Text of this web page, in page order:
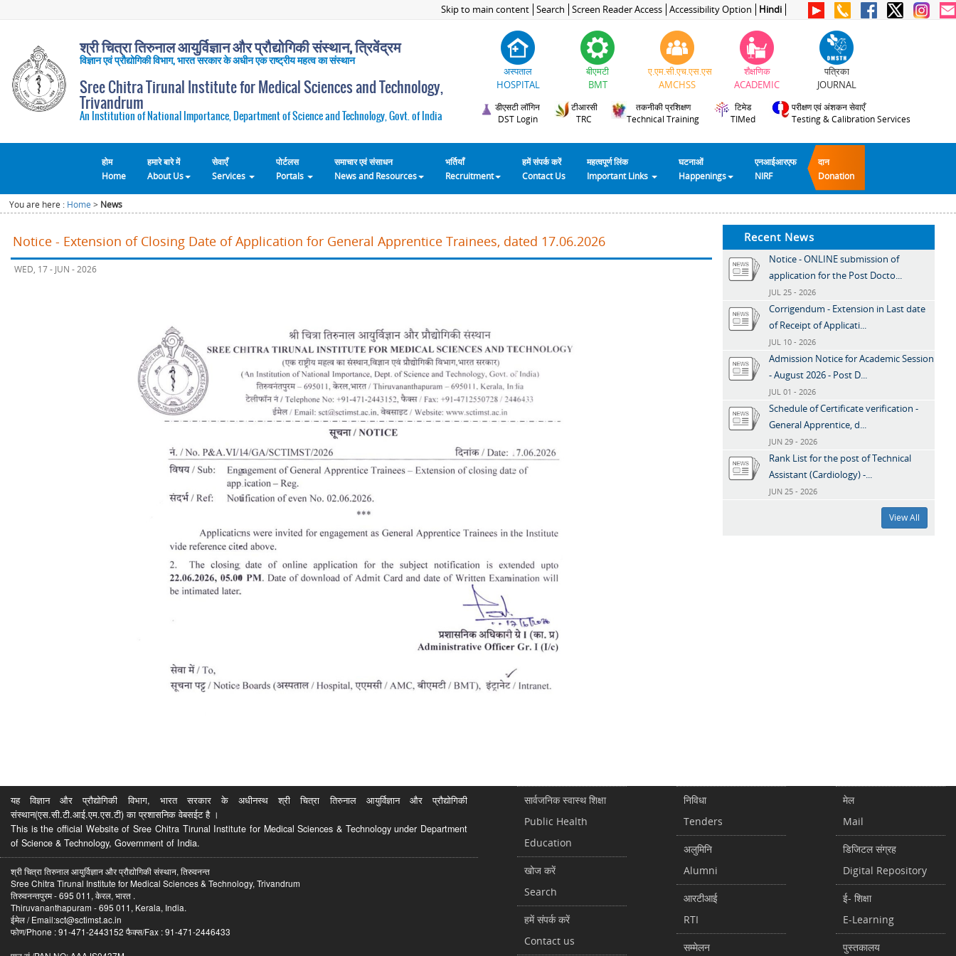
Skip to main content Search Screen Reader Access Accessibility Option Hindi
श्री चित्रा तिरुनाल आयुर्विज्ञान और प्रौद्योगिकी संस्थान, त्रिवेंद्रम
विज्ञान एवं प्रौद्योगिकी विभाग, भारत सरकार के अधीन एक राष्ट्रीय महत्व का संस्थान
Sree Chitra Tirunal Institute for Medical Sciences and Technology,
Trivandrum
An Institution of National Importance, Department of Science and Technology, Govt. of India
अस्पताल
HOSPITAL
बीएमटी
BMT
ए.एम.सी.एच.एस.एस
AMCHSS
शैक्षणिक
ACADEMIC
पत्रिका
JOURNAL
डीएसटी लॉगिन
DST Login
टीआरसी
TRC
तकनीकी प्रशिक्षण
Technical Training
टिमेड
TIMed
परीक्षण एवं अंशकन सेवाएँ
Testing & Calibration Services
होम
Home
हमारे बारे में
About Us
सेवाएँ
Services
पोर्टलस
Portals
समाचार एवं संसाधन
News and Resources
भर्तियाँ
Recruitment
हमें संपर्क करें
Contact Us
महत्वपूर्ण लिंक
Important Links
घटनाओं
Happenings
एनआईआरएफ
NIRF
दान
Donation
You are here : Home > News
Notice - Extension of Closing Date of Application for General Apprentice Trainees, dated 17.06.2026
WED, 17 - JUN - 2026
Recent News
Notice - ONLINE submission of
application for the Post Docto...
JUL 25 - 2026
Corrigendum - Extension in Last date
of Receipt of Applicati...
JUL 10 - 2026
Admission Notice for Academic Session
- August 2026 - Post D...
JUL 01 - 2026
Schedule of Certificate verification -
General Apprentice, d...
JUN 29 - 2026
Rank List for the post of Technical
Assistant (Cardiology) -...
JUN 25 - 2026
View All
यह विज्ञान और प्रौद्योगिकी विभाग, भारत सरकार के अधीनस्थ श्री चित्रा तिरुनाल आयुर्विज्ञान और प्रौद्योगिकी
संस्थान(एस.सी.टी.आई.एम.एस.टी) का प्रशासनिक वेबसईट है ।
This is the official Website of Sree Chitra Tirunal Institute for Medical Sciences & Technology under Department
of Science & Technology, Government of India.
श्री चित्रा तिरुनाल आयुर्विज्ञान और प्रौद्योगिकी संस्थान, तिरुवनन्त
Sree Chitra Tirunal Institute for Medical Sciences & Technology, Trivandrum
तिरुवनन्तपुरम - 695 011, केरल, भारत .
Thiruvananthapuram - 695 011, Kerala, India.
ईमेल / Email:sct@sctimst.ac.in
फोण/Phone : 91-471-2443152 फैक्स/Fax : 91-471-2446433
सार्वजनिक स्वास्थ शिक्षा
Public Health
Education
खोज करें
Search
हमें संपर्क करें
Contact us
निविधा
Tenders
अलुमिनि
Alumni
आरटीआई
RTI
सम्मेलन
मेल
Mail
डिजिटल संग्रह
Digital Repository
ई- शिक्षा
E-Learning
पुस्तकालय